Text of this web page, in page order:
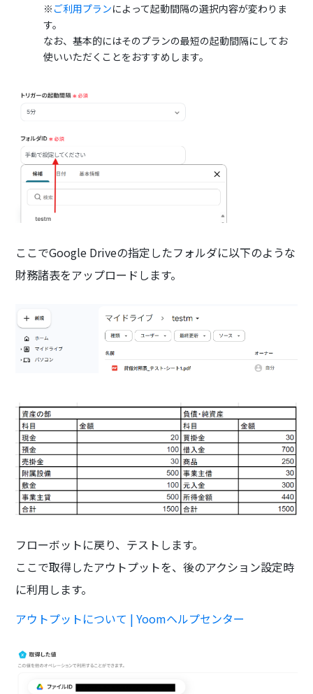
※ ご利用プランによって起動間隔の選択内容が変わりま
す。
なお、基本的にはそのプランの最短の起動間隔にしてお
使いいただくことをおすすめします。
ここでGoogle Driveの指定したフォルダに以下のような
財務諸表をアップロードします。
フローボットに戻り、テストします。
ここで取得したアウトプットを、後のアクション設定時
に利用します。
アウトプットについて | Yoomヘルプセンター